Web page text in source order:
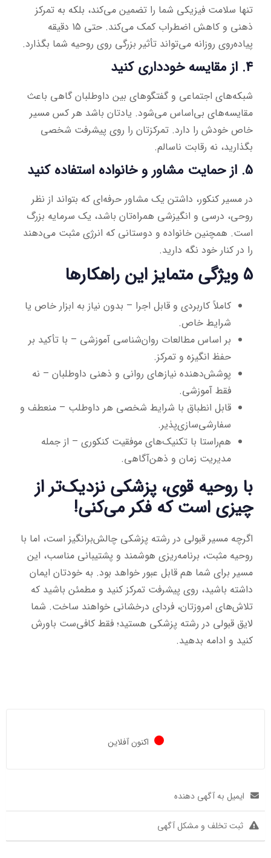
تنها سلامت فیزیکی شما را تضمین می‌کند، بلکه به تمرکز
ذهنی و کاهش اضطراب کمک می‌کند. حتی 15 دقیقه
پیاده‌روی روزانه می‌تواند تأثیر بزرگی روی روحیه شما بگذارد.
4. از مقایسه خودداری کنید
شبکه‌های اجتماعی و گفتگوهای بین داوطلبان گاهی باعث
مقایسه‌های بی‌اساس می‌شود. یادتان باشد هر کس مسیر
خاص خودش را دارد. تمرکزتان را روی پیشرفت شخصی
بگذارید، نه رقابت ناسالم.
5. از حمایت مشاور و خانواده استفاده کنید
در مسیر کنکور، داشتن یک مشاور حرفه‌ای که بتواند از نظر
روحی، درسی و انگیزشی همراه‌تان باشد، یک سرمایه‌ بزرگ
است. همچنین خانواده و دوستانی که انرژی مثبت می‌دهند
را در کنار خود نگه دارید.
۵ ویژگی متمایز این راهکارها
کاملاً کاربردی و قابل اجرا – بدون نیاز به ابزار خاص یا
شرایط خاص.
بر اساس مطالعات روان‌شناسی آموزشی – با تأکید بر
حفظ انگیزه و تمرکز.
پوشش‌دهنده نیازهای روانی و ذهنی داوطلبان – نه
فقط آموزشی.
قابل انطباق با شرایط شخصی هر داوطلب – منعطف و
سفارشی‌سازی‌پذیر.
هم‌راستا با تکنیک‌های موفقیت کنکوری – از جمله
مدیریت زمان و ذهن‌آگاهی.
با روحیه قوی، پزشکی نزدیک‌تر از
چیزی است که فکر می‌کنی!
اگرچه مسیر قبولی در رشته پزشکی چالش‌برانگیز است، اما با
روحیه مثبت، برنامه‌ریزی هوشمند و پشتیبانی مناسب، این
مسیر برای شما هم قابل عبور خواهد بود. به خودتان ایمان
داشته باشید، روی پیشرفت تمرکز کنید و مطمئن باشید که
تلاش‌های امروزتان، فردای درخشانی خواهند ساخت. شما
لایق قبولی در رشته پزشکی هستید؛ فقط کافی‌ست باورش
کنید و ادامه بدهید.
اکنون آفلاین
ایمیل به آگهی دهنده
ثبت تخلف و مشکل آگهی